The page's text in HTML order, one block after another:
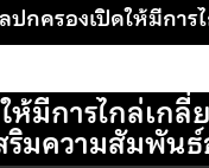
ปกครองเปิดให้มีกา
ห้มีการไกล่เก
ริมความสัมพัน